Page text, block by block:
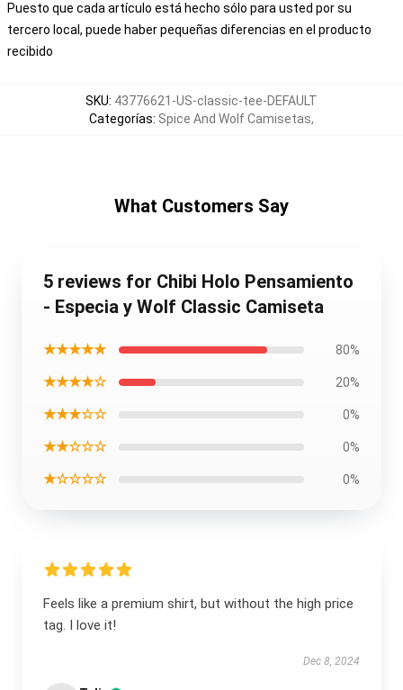
Puesto que cada artículo está hecho sólo para usted por su
tercero local, puede haber pequeñas diferencias en el producto
recibido
SKU: 43776621-US-classic-tee-DEFAULT
Categorías: Spice And Wolf Camisetas,
What Customers Say
5 reviews for Chibi Holo Pensamiento
- Especia y Wolf Classic Camiseta
★★★★★ 80%
★★★★☆ 20%
★★★☆☆ 0%
★★☆☆☆ 0%
★☆☆☆☆ 0%
Feels like a premium shirt, but without the high price
tag. I love it!
Dec 8, 2024